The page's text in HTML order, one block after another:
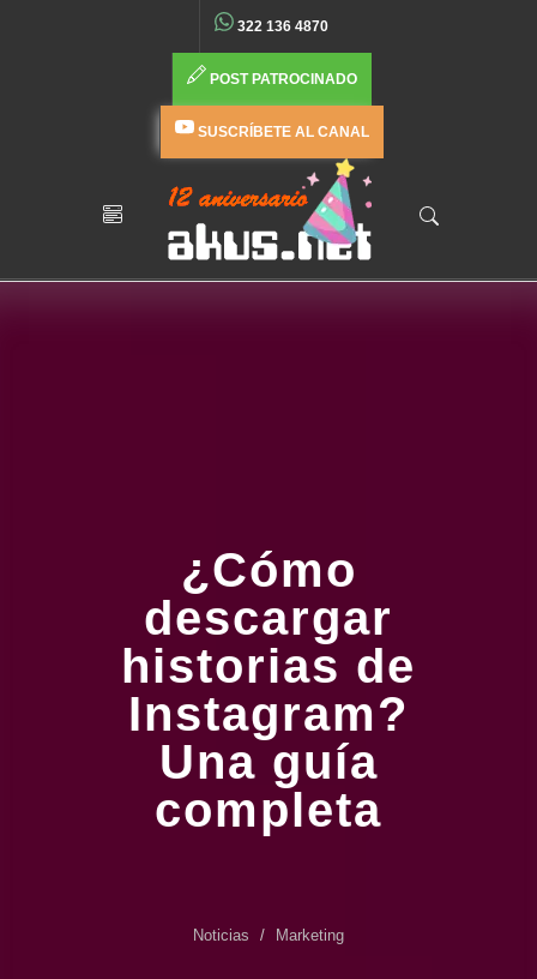
322 136 4870
POST PATROCINADO
SUSCRÍBETE AL CANAL
¿Cómo
descargar
historias de
Instagram?
Una guía
completa
Noticias Marketing